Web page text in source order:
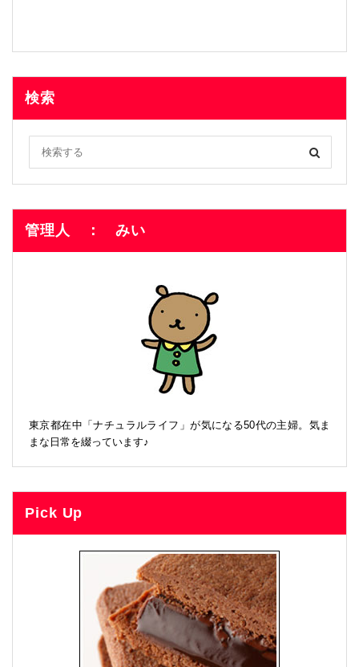
検索
管理人 ： みい
東京都在中「ナチュラルライフ」が気になる50代の主婦。気ま
まな日常を綴っています♪
Pick Up